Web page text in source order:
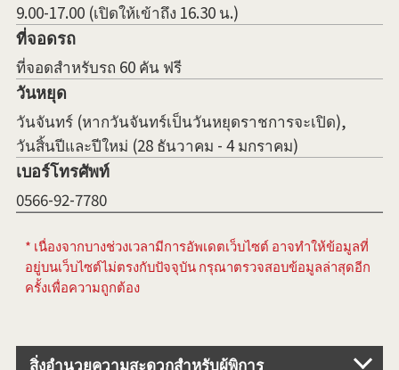
9.00-17.00 (เปิดให้เข้าถึง 16.30 น.)
ที่จอดรถ
ที่จอดสำหรับรถ 60 คัน ฟรี
วันหยุด
วันจันทร์ (หากวันจันทร์เป็นวันหยุดราชการจะเปิด),
วันสิ้นปีและปีใหม่ (28 ธันวาคม - 4 มกราคม)
เบอร์โทรศัพท์
0566-92-7780
* เนื่องจากบางช่วงเวลามีการอัพเดตเว็บไซต์ อาจทำให้ข้อมูลที่
อยู่บนเว็บไซต์ไม่ตรงกับปัจจุบัน กรุณาตรวจสอบข้อมูลล่าสุดอีก
ครั้งเพื่อความถูกต้อง
สิ่งอำนวยความสะดวกสำหรับผู้พิการ